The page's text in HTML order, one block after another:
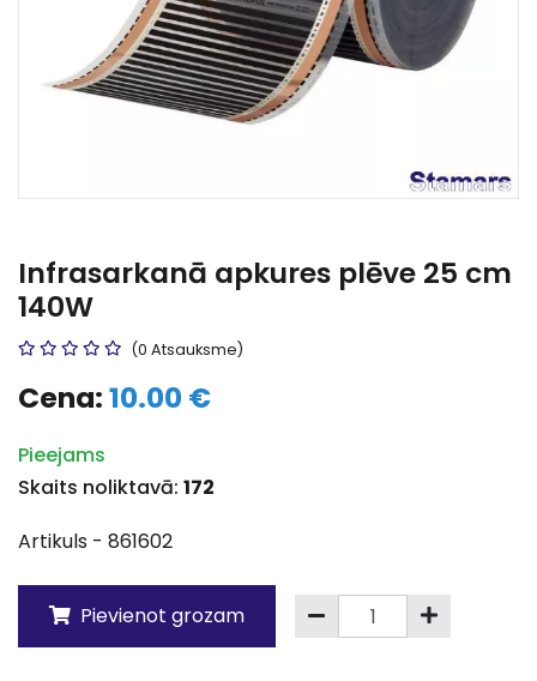
Infrasarkanā apkures plēve 25 cm
140W
(0 Atsauksme)
Cena:10.00 €
Pieejams
Skaits noliktavā: 172
Artikuls - 861602
Pievienot grozam